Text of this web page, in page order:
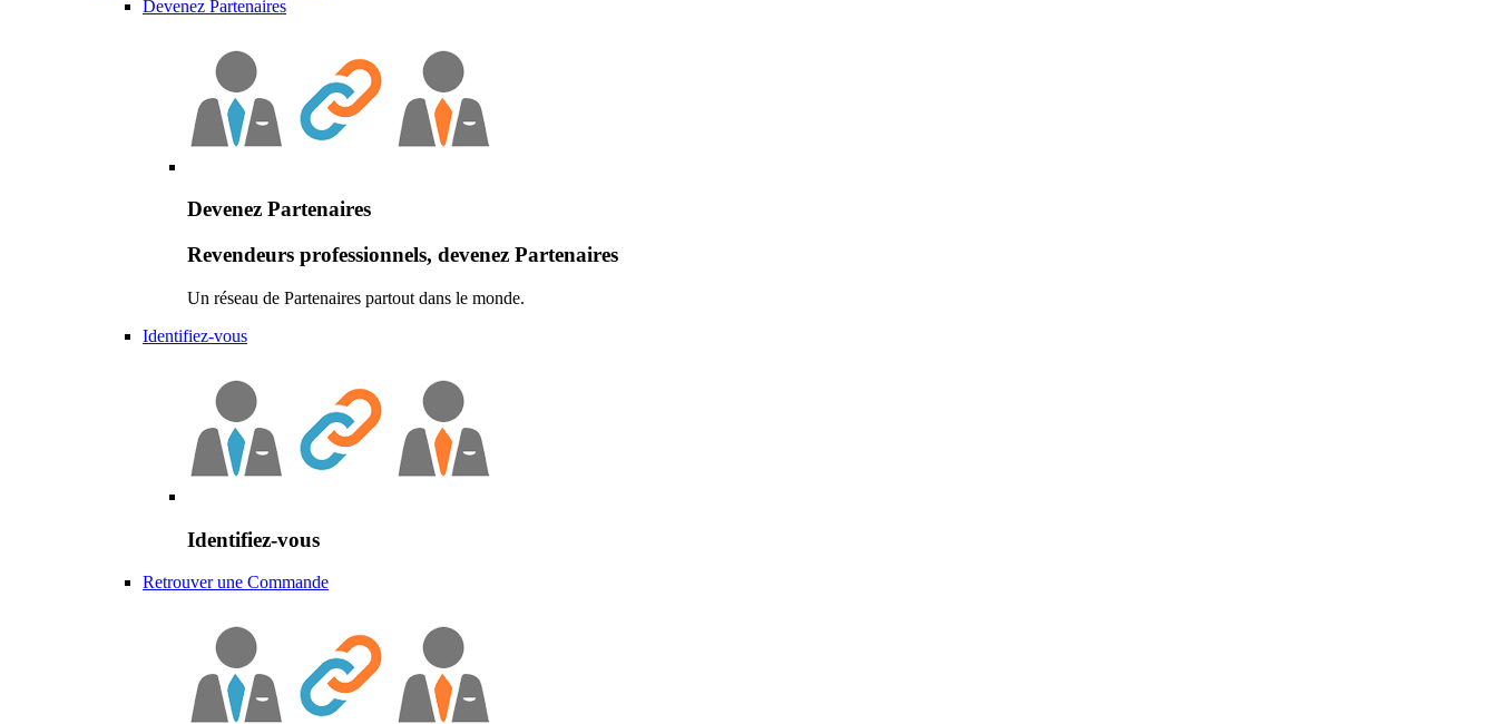
Devenez Partenaires
Devenez Partenaires
Revendeurs professionnels, devenez Partenaires
Un réseau de Partenaires partout dans le monde.
Identifiez-vous
Identifiez-vous
Retrouver une Commande